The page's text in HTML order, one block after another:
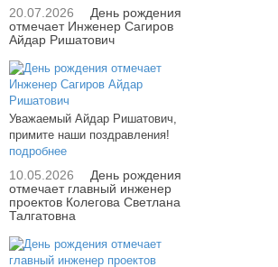
20.07.2026
День рождения
отмечает Инженер Сагиров
Айдар Ришатович
Уважаемый Айдар Ришатович,
примите наши поздравления!
подробнее
10.05.2026
День рождения
отмечает главный инженер
проектов Колегова Светлана
Талгатовна